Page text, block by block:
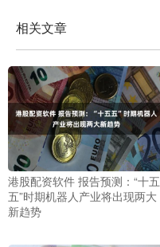
相关文章
港股配资软件 报告预测：“十五
五”时期机器人产业将出现两大
新趋势